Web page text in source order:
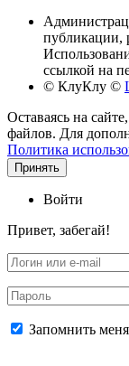
публикации,
ссылкой на
© КлуКлу ©
Оставаясь на
файлов. Для
Политика
Принять
Войти
Привет, забегай!
Запомнить меня